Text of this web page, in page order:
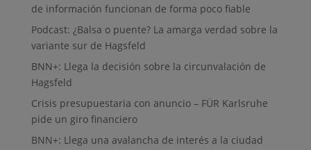
de información funcionan de forma poco fiable
Podcast: ¿Balsa o puente? La amarga verdad sobre la
variante sur de Hagsfeld
BNN+: Llega la decisión sobre la circunvalación de
Hagsfeld
Crisis presupuestaria con anuncio – FÜR Karlsruhe
pide un giro financiero
BNN+: Llega una avalancha de interés a la ciudad